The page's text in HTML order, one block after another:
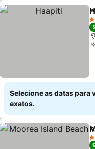
2
Selecione as datas para
exatos.
3